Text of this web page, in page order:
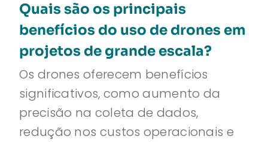
Quais são os principais
benefícios do uso de drones em
projetos de grande escala?
Os drones oferecem benefícios
significativos, como aumento da
precisão na coleta de dados,
redução nos custos operacionais e